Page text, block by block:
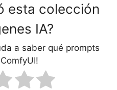
esta colección
IA?
a saber qué prompts